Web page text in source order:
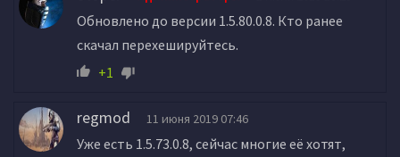
Обновлено до версии 1.5.80.0.8. Кто ранее
скачал перехешируйтесь.
+1
regmod 11 июня 2019 07:46
Уже есть 1.5.73.0.8, сейчас многие её хотят,